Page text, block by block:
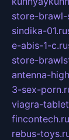
store-brawl-
sindika-01.ru
e-abis-1-c.ru
store-
antenna-
3-sex-
viagra-
fincontech.ru
rebus-